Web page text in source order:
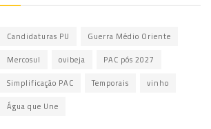
Candidaturas PU Guerra Médio Oriente
Mercosul ovibeja PAC pós 2027
Simplificação PAC Temporais vinho
Água que Une